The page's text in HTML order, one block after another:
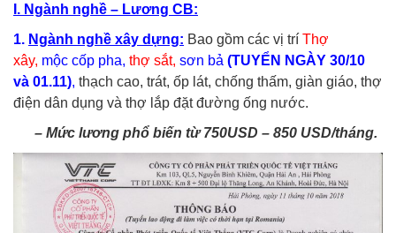
I. Ngành nghề – Lương CB:
1. Ngành nghề xây dựng: Bao gồm các vị trí Thợ
xây, mộc cốp pha, thợ sắt, sơn bả (TUYỂN NGÀY 30/10
và 01.11), thạch cao, trát, ốp lát, chống thấm, giàn giáo, thợ
điện dân dụng và thợ lắp đặt đường ống nước.
– Mức lương phổ biến từ 750USD – 850 USD/tháng.